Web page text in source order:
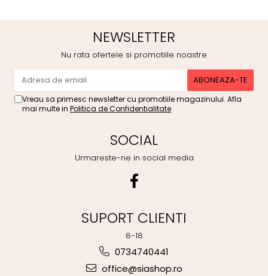
NEWSLETTER
Nu rata ofertele si promotiile noastre
Vreau sa primesc newsletter cu promotiile magazinului. Afla
mai multe in Politica de Confidentialitate
SOCIAL
Urmareste-ne in social media
SUPORT CLIENTI
8-18
0734740441
office@siashop.ro